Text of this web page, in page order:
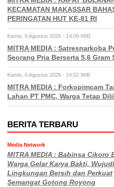
KECAMATAN MAKASSAR
PERINGATAN HUT KE-81 RI
Kamis, 6 Agustus 2026 - 14:09 WIB
MITRA MEDIA : Satresnarkoba
Seorang Pria Berserta 5,6
Kamis, 6 Agustus 2026 - 14:02 WIB
MITRA MEDIA : Forkopimcam
Lahan PT PMC, Warga Tetap
BERITA TERBARU
Media Network
MITRA MEDIA : Babinsa Cikoro
Warga Gelar Karya Bakti,
Lingkungan Bersih dan Perkuat
Semangat Gotong Royong